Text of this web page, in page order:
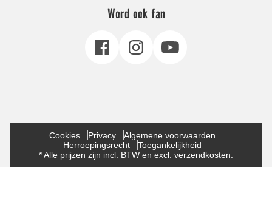
Word ook fan
Cookies Privacy
Algemene voorwaarden
Herroepingsrecht
Toegankelijkheid
* Alle prijzen zijn incl. BTW en excl. verzendkosten.